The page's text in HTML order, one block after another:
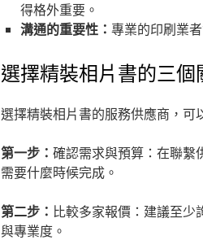
得格外重要。
溝通的重要性： 專業的印刷業
選擇精裝相片書的三個
選擇精裝相片書的服務供應商，可
第一步： 確認需求與預算：在聯繫
需要什麼時候完成。
第二步： 比較多家報價：建議至
與專業度。